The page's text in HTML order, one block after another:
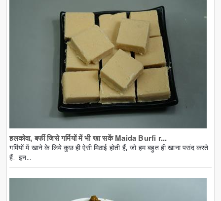
हलकोवा, बर्फी जिसे गर्मियों में भी खा सकें Maida Burfi r...
गर्मियों में खाने के लिये कुछ ही ऐसी मिठाई होती हैं, जो हम बहुत ही खाना पसंद करते
हैं. इन...